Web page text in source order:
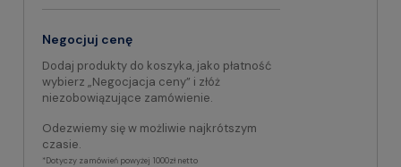
Negocjuj cenę
Dodaj produkty do koszyka, jako płatność
wybierz „Negocjacja ceny” i złóż
niezobowiązujące zamówienie.
Odezwiemy się w możliwie najkrótszym
czasie.
*Dotyczy zamówień powyżej 1000zł netto